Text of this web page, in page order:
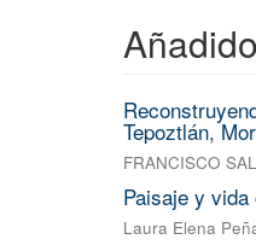
Tepoztlán,
FRANCISCO
Paisaje y
Laura Elena